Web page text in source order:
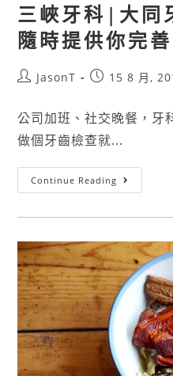
三峽牙科|大同
隨時提供你完
JasonT 15 8 月,
公司加班、社交晚餐，牙
做個牙齒檢查就...
Continue Reading